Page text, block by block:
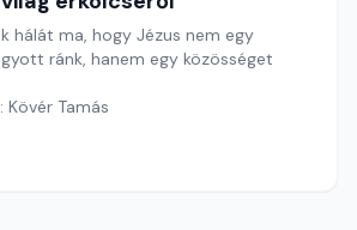
hálát ma, hogy Jézus nem egy
ránk, hanem egy közösséget
Kövér Tamás